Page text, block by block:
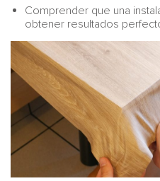
Comprender que una
obtener resultados